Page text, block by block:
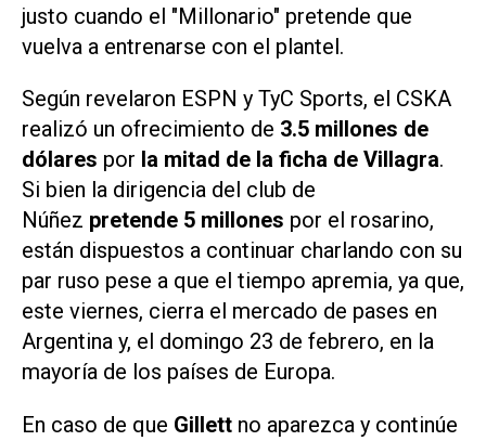
justo cuando el "Millonario" pretende que
vuelva a entrenarse con el plantel.
Según revelaron ESPN y TyC Sports, el CSKA
realizó un ofrecimiento de 3.5 millones de
dólares por la mitad de la ficha de Villagra.
Si bien la dirigencia del club de
Núñez pretende 5 millones por el rosarino,
están dispuestos a continuar charlando con su
par ruso pese a que el tiempo apremia, ya que,
este viernes, cierra el mercado de pases en
Argentina y, el domingo 23 de febrero, en la
mayoría de los países de Europa.
En caso de que Gillett no aparezca y continúe